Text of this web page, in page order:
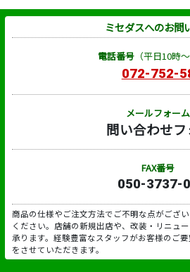
ミセダスへのお問
電話番号（平日10時～
072-752-
メールフォーム
問い合わせフ
FAX番号
050-3737-
商品の仕様やご注文方法でご不明な点がござ
ください。店舗の新規出店や、改装・リニュ
承ります。経験豊富なスタッフがお客様のご
をさせていただきます。